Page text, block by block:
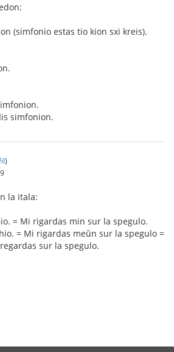
(simfonio estas tio kion sxi kreis).
simfonion.
)
la itala:
= Mi rigardas min sur la spegulo.
= Mi rigardas meŭn sur la spegulo =
sur la spegulo.